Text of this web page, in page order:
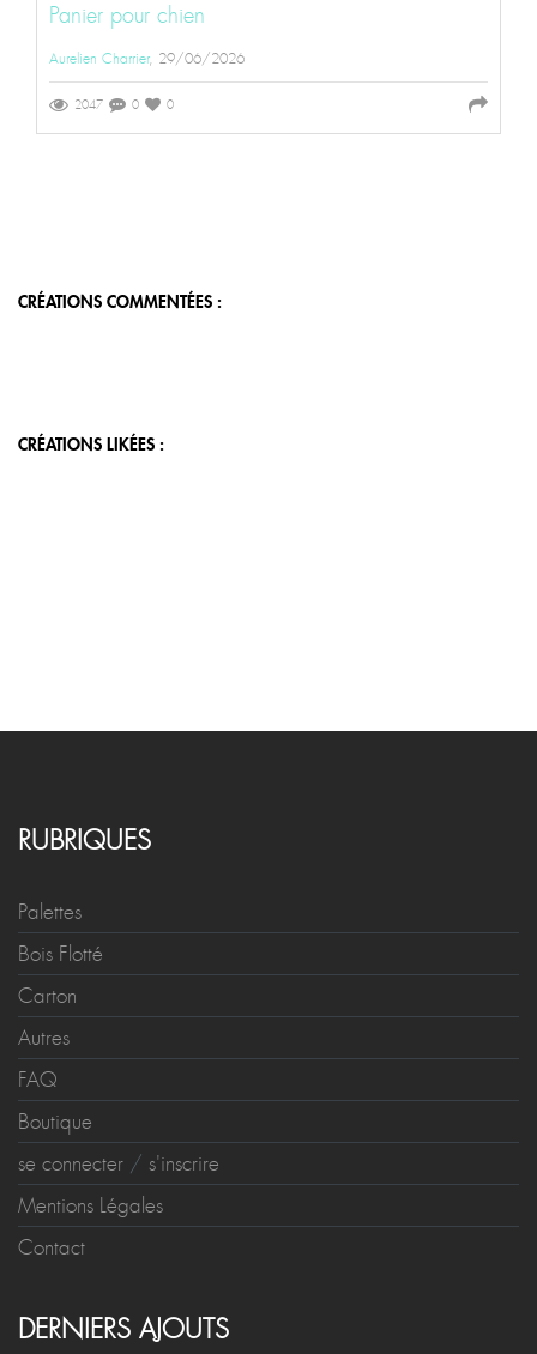
Panier pour chien
Aurelien Charrier, 29/06/2026
2047 0 0
CRÉATIONS COMMENTÉES :
CRÉATIONS LIKÉES :
RUBRIQUES
Palettes
Bois Flotté
Carton
Autres
FAQ
Boutique
se connecter / s'inscrire
Mentions Légales
Contact
DERNIERS AJOUTS